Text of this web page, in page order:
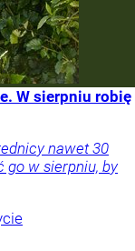
W sierpniu robię
nawet 30
go w sierpniu, by